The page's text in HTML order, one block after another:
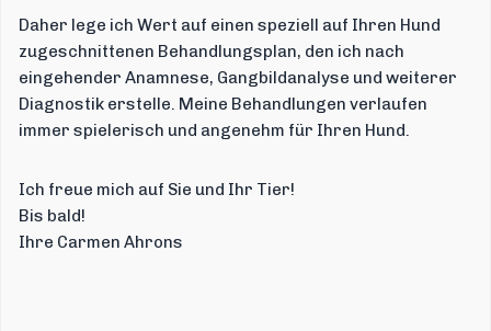
Daher lege ich Wert auf einen speziell auf Ihren Hund
zugeschnittenen Behandlungsplan, den ich nach
eingehender Anamnese, Gangbildanalyse und weiterer
Diagnostik erstelle. Meine Behandlungen verlaufen
immer spielerisch und angenehm für Ihren Hund.
Ich freue mich auf Sie und Ihr Tier!
Bis bald!
Ihre Carmen Ahrons